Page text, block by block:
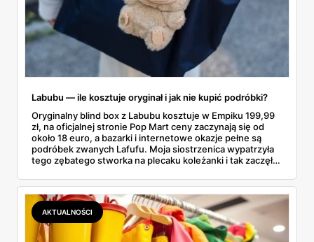
Labubu — ile kosztuje oryginał i jak nie kupić podróbki?
Oryginalny blind box z Labubu kosztuje w Empiku 199,99
zł, na oficjalnej stronie Pop Mart ceny zaczynają się od
około 18 euro, a bazarki i internetowe okazje pełne są
podróbek zwanych Lafufu. Moja siostrzenica wypatrzyła
tego zębatego stworka na plecaku koleżanki i tak zaczęło
kosztuje i po czym poznać, że sprzedawca nie wciska nam
podróbki. Spisałam wszystko, czego się dowiedziałam —
łącznie z jedną wpadką, o której za chwilę.
AKTUALNOŚCI